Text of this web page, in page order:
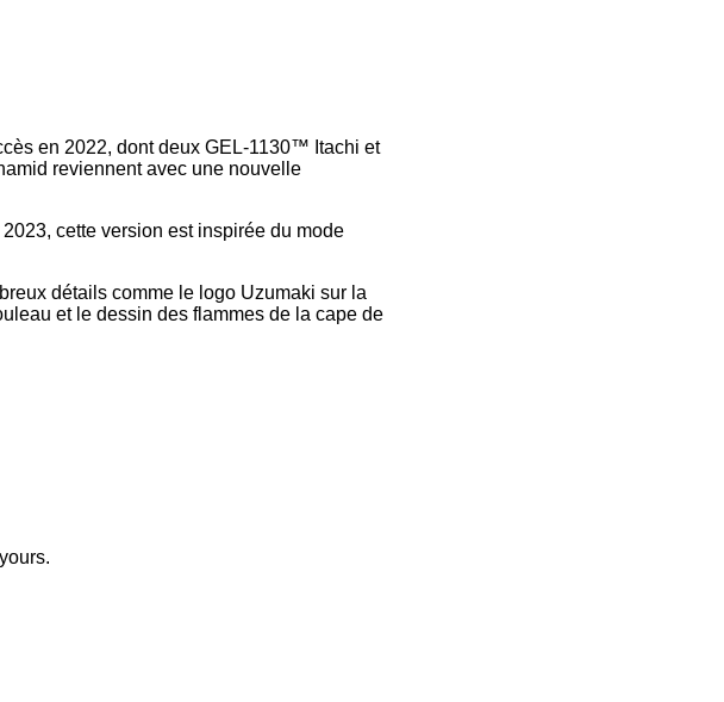
en 2022, dont deux GEL-1130™ Itachi et
reviennent avec une nouvelle
cette version est inspirée du mode
détails comme le logo Uzumaki sur la
et le dessin des flammes de la cape de